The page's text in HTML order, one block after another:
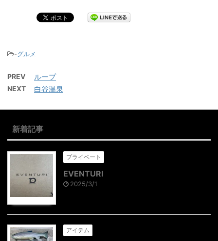
-グルメ
PREV ループ
NEXT 白谷温泉
新着記事
プライベート
EVENTURI
2025/3/1
アイテム